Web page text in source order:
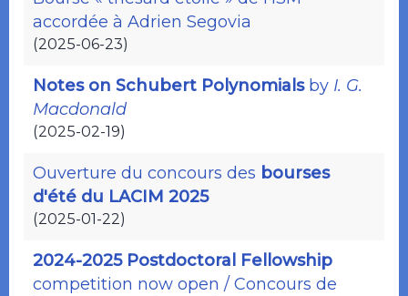
accordée à Adrien Segovia
(2025-06-23)
Notes on Schubert Polynomialsby I. G.
Macdonald
(2025-02-19)
Ouverture du concours des bourses
d'été du LACIM 2025
(2025-01-22)
2024-2025 Postdoctoral Fellowship
competition now open / Concours de